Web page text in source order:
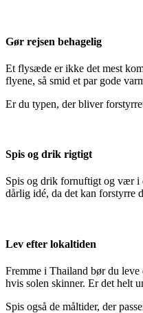
Gør rejsen behagelig
Et flysæde er ikke det mest
flyene, så smid et par gode
Er du typen, der bliver
Spis og drik rigtigt
Spis og drik fornuftigt og vær i
dårlig idé, da det kan forstyrre
Lev efter lokaltiden
Fremme i Thailand bør du
hvis solen skinner. Er det helt
Spis også de måltider, der